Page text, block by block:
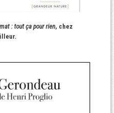
: tout ça pour rien, chez